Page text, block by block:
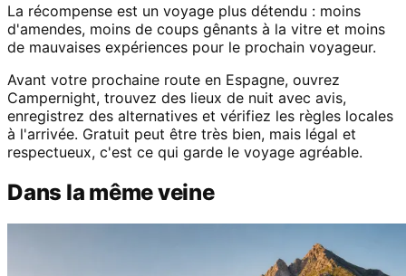
La récompense est un voyage plus détendu : moins
d'amendes, moins de coups gênants à la vitre et moins
de mauvaises expériences pour le prochain voyageur.
Avant votre prochaine route en Espagne, ouvrez
Campernight, trouvez des lieux de nuit avec avis,
enregistrez des alternatives et vérifiez les règles locales
à l'arrivée. Gratuit peut être très bien, mais légal et
respectueux, c'est ce qui garde le voyage agréable.
Dans la même veine